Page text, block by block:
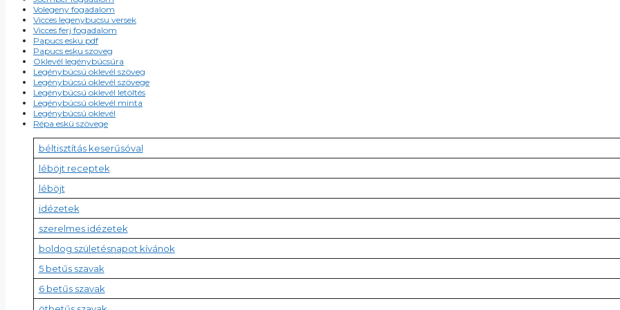
Volegeny fogadalom
Vicces legenybucsu versek
Vicces ferj fogadalom
Papucs esku pdf
Papucs esku szoveg
Oklevél legénybúcsúra
Legénybúcsú oklevél szöveg
Legénybúcsú oklevél szövege
Legénybúcsú oklevél letöltés
Legénybúcsú oklevél minta
Legénybúcsú oklevél
Répa eskü szövege
béltisztítás keserűsóval
léböjt receptek
léböjt
idézetek
szerelmes idézetek
boldog születésnapot kívánok
5 betűs szavak
6 betűs szavak